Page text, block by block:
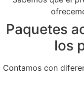
Paquetes
los
Contamos con